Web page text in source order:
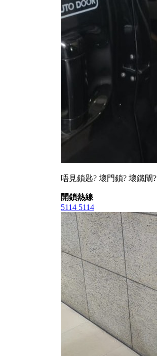
唔見鎖匙? 壞門鎖? 壞鐵閘?
開鎖熱線
5114 5114